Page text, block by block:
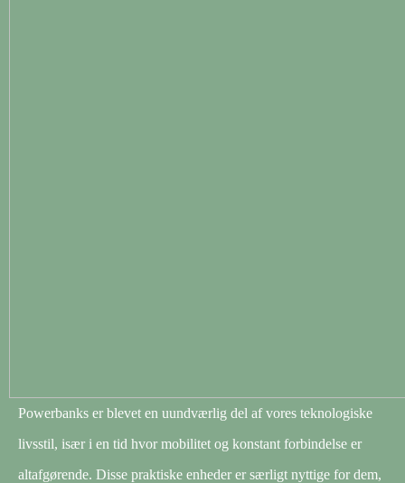
Powerbanks er blevet en uundværlig del af vores teknologiske
livsstil, især i en tid hvor mobilitet og konstant forbindelse er
altafgørende. Disse praktiske enheder er særligt nyttige for dem,